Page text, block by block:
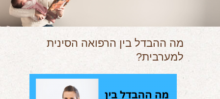
הילד לא מפסיק להיות חולה
בעיות נשימה: קוצר, סטרידור ועוד
קשיים רגשיים, אתגרי התנהגות
מה ההבדל בין הרפואה הסינית
למערבית?